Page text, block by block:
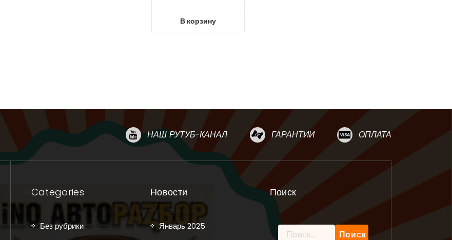
В корзину
НАШ РУТУБ-КАНАЛ ГАРАНТИИ ОПЛАТА
Categories
Без рубрики
Новости
Январь 2025
Поиск
Найти: